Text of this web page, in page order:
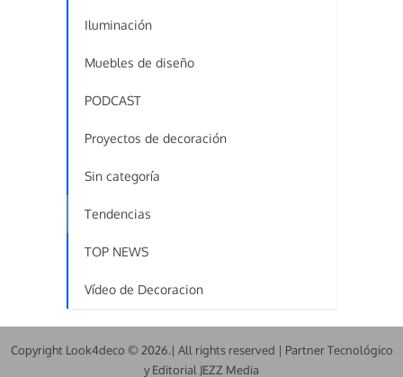
Iluminación
Muebles de diseño
PODCAST
Proyectos de decoración
Sin categoría
Tendencias
TOP NEWS
Vídeo de Decoracion
Copyright Look4deco © 2026.| All rights reserved | Partner Tecnológico
y Editorial JEZZ Media